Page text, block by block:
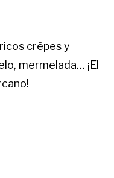
crêpes y
mermelada… ¡El